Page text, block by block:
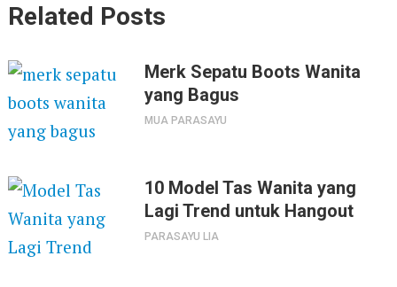
Related Posts
Merk Sepatu Boots Wanita
yang Bagus
MUA PARASAYU
10 Model Tas Wanita yang
Lagi Trend untuk Hangout
PARASAYU LIA